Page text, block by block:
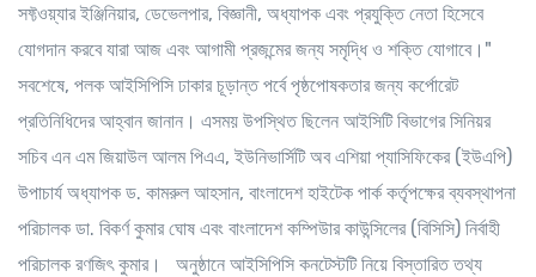
সফ্টওয়্যার ইঞ্জিনিয়ার, ডেভেলপার, বিজ্ঞানী, অধ্যাপক এবং প্রযুক্তি নেতা হিসেবে
যোগদান করবে যারা আজ এবং আগামী প্রজন্মের জন্য সমৃদ্ধি ও শক্তি যোগাবে।"
সবশেষে, পলক আইসিপিসি ঢাকার চূড়ান্ত পর্বে পৃষ্ঠপোষকতার জন্য কর্পোরেট
প্রতিনিধিদের আহ্বান জানান। এসময় উপস্থিত ছিলেন আইসিটি বিভাগের সিনিয়র
সচিব এন এম জিয়াউল আলম পিএএ, ইউনিভার্সিটি অব এশিয়া প্যাসিফিকের (ইউএপি)
উপাচার্য অধ্যাপক ড. কামরুল আহসান, বাংলাদেশ হাইটেক পার্ক কর্তৃপক্ষের ব্যবস্থাপনা
পরিচালক ডা. বিকর্ণ কুমার ঘোষ এবং বাংলাদেশ কম্পিউার কাউন্সিলের (বিসিসি) নির্বাহী
পরিচালক রণজিৎ কুমার। অনুষ্ঠানে আইসিপিসি কনটেস্টটি নিয়ে বিস্তারিত তথ্য